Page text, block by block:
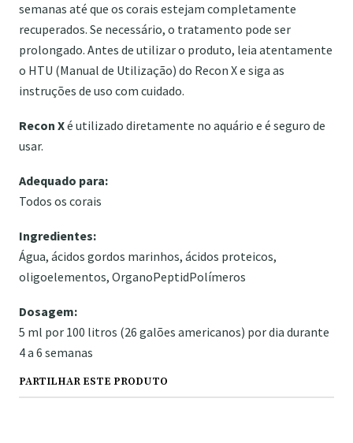
semanas até que os corais estejam completamente
recuperados. Se necessário, o tratamento pode ser
prolongado. Antes de utilizar o produto, leia atentamente
o HTU (Manual de Utilização) do Recon X e siga as
instruções de uso com cuidado.
Recon Xé utilizado diretamente no aquário e é seguro de
usar.
Adequado para:
Todos os corais
Ingredientes:
Água, ácidos gordos marinhos, ácidos proteicos,
oligoelementos, OrganoPeptidPolímeros
Dosagem:
5 ml por 100 litros (26 galões americanos) por dia durante
4 a 6 semanas
PARTILHAR ESTE PRODUTO